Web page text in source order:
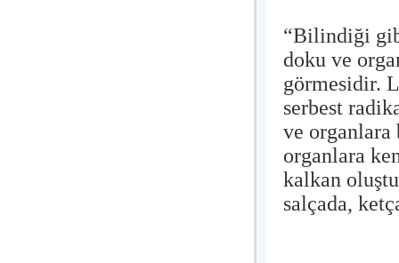
“Bilindiği
doku ve
görmesidir.
serbest
ve organlara
organlara
kalkan
salçada,